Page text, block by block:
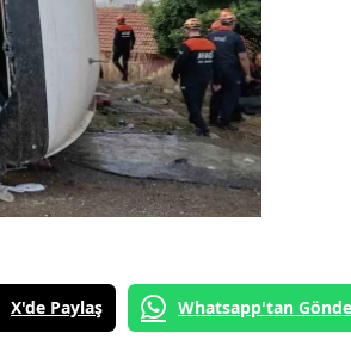
X'de Paylaş Whatsapp'tan